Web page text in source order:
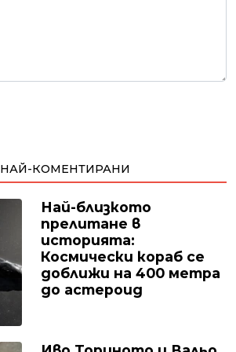
НАЙ-КОМЕНТИРАНИ
Най-близкото
прелитане в
историята:
Космически кораб се
доближи на 400 метра
до астероид